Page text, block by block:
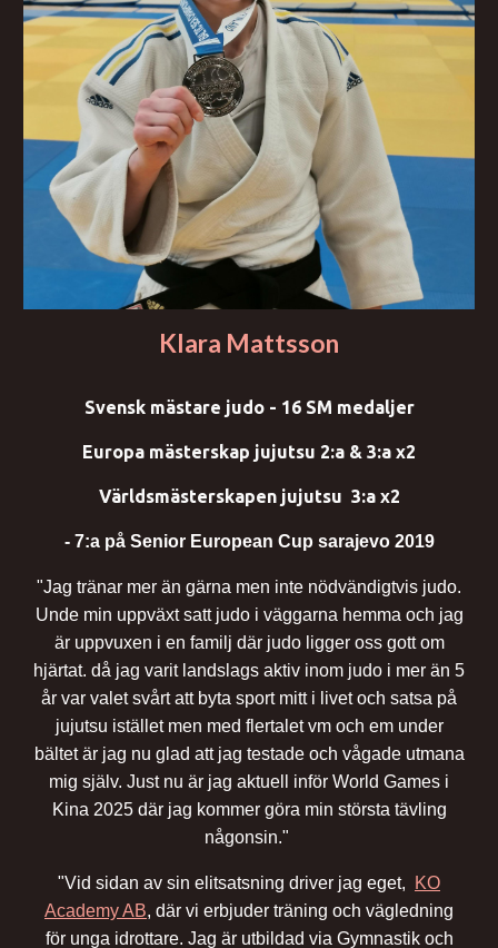
Klara Mattsson
Svensk mästare judo - 16 SM medaljer
Europa mästerskap jujutsu 2:a & 3:a x2
Världsmästerskapen jujutsu 3:a x2
- 7:a på Senior European Cup sarajevo 2019
"Jag tränar mer än gärna men inte nödvändigtvis judo.
Unde min uppväxt satt judo i väggarna hemma och jag
är uppvuxen i en familj där judo ligger oss gott om
hjärtat. då jag varit landslags aktiv inom judo i mer än 5
år var valet svårt att byta sport mitt i livet och satsa på
jujutsu istället men med flertalet vm och em under
bältet är jag nu glad att jag testade och vågade utmana
mig själv. Just nu är jag aktuell inför World Games i
Kina 2025 där jag kommer göra min största tävling
någonsin."
"Vid sidan av sin elitsatsning driver jag eget,
KO
Academy AB, där vi erbjuder träning och vägledning
för unga idrottare. Jag är utbildad via Gymnastik och